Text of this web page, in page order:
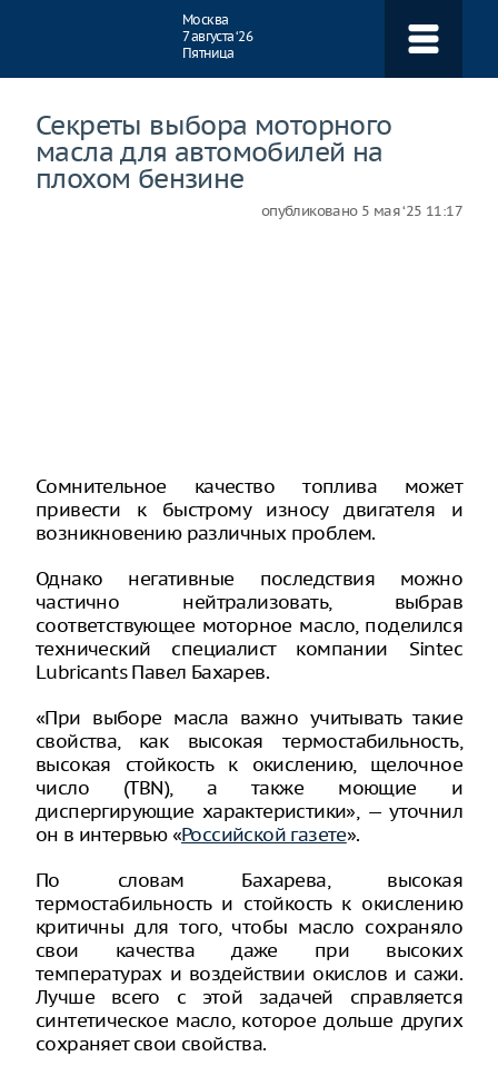
Москва
7 августа ‘26
Пятница
Секреты выбора моторного
масла для автомобилей на
плохом бензине
опубликовано 5 мая ‘25 11:17
Сомнительное качество топлива может
привести к быстрому износу двигателя и
возникновению различных проблем.
Однако негативные последствия можно
частично нейтрализовать, выбрав
соответствующее моторное масло, поделился
технический специалист компании Sintec
Lubricants Павел Бахарев.
«При выборе масла важно учитывать такие
свойства, как высокая термостабильность,
высокая стойкость к окислению, щелочное
число (TBN), а также моющие и
диспергирующие характеристики», — уточнил
он в интервью «Российской газете».
По словам Бахарева, высокая
термостабильность и стойкость к окислению
критичны для того, чтобы масло сохраняло
свои качества даже при высоких
температурах и воздействии окислов и сажи.
Лучше всего с этой задачей справляется
синтетическое масло, которое дольше других
сохраняет свои свойства.